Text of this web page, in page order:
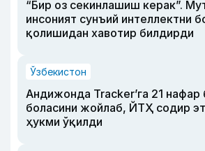
“Бир оз секинлашиш керак”.
инсоният сунъий интеллектни
қолишидан хавотир билдирди
Ўзбекистон
Андижонда Tracker’га 21 нафар
боласини жойлаб, ЙТҲ содир
ҳукми ўқилди